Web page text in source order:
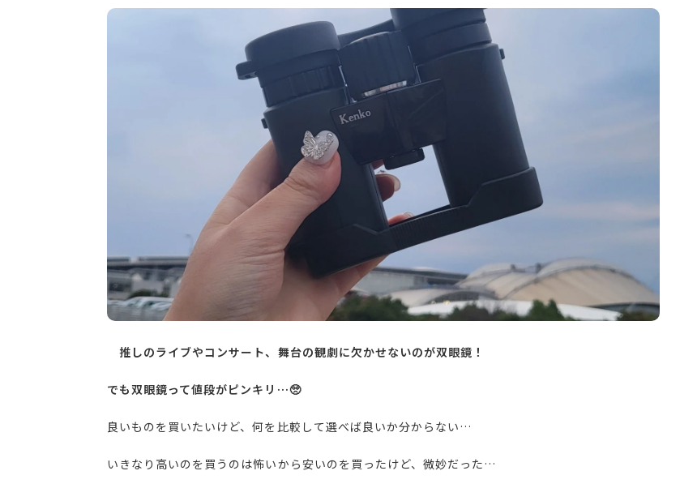
推しのライブやコンサート、舞台の観劇に欠かせないのが双眼鏡！
でも双眼鏡って値段がピンキリ…🥺
良いものを買いたいけど、何を比較して選べば良いか分からない…
いきなり高いのを買うのは怖いから安いのを買ったけど、微妙だった…